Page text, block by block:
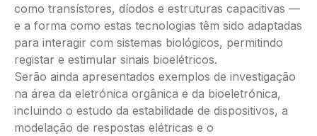
como transístores, díodos e estruturas capacitivas —
e a forma como estas tecnologias têm sido adaptadas
para interagir com sistemas biológicos, permitindo
registar e estimular sinais bioelétricos.
Serão ainda apresentados exemplos de investigação
na área da eletrónica orgânica e da bioeletrónica,
incluindo o estudo da estabilidade de dispositivos, a
modelação de respostas elétricas e o